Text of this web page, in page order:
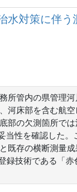
対策に伴う
所管内の県管理
河床部を含む航
部の欠測箇所で
当性を確認した
既存の横断測量
録技術である「